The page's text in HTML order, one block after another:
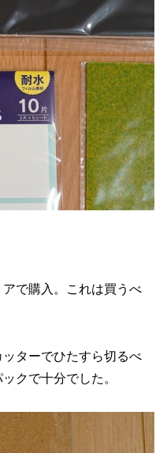
で購入。これは買うべ
ターでひたすら切るべ
クで十分でした。